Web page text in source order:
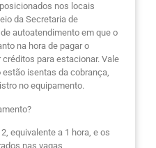
nos locais
da Secretaria de
autoatendimento em que o
na hora de pagar o
para estacionar. Vale
estão isentas da cobrança,
no equipamento.
equivalente a 1 hora, e os
nas vagas